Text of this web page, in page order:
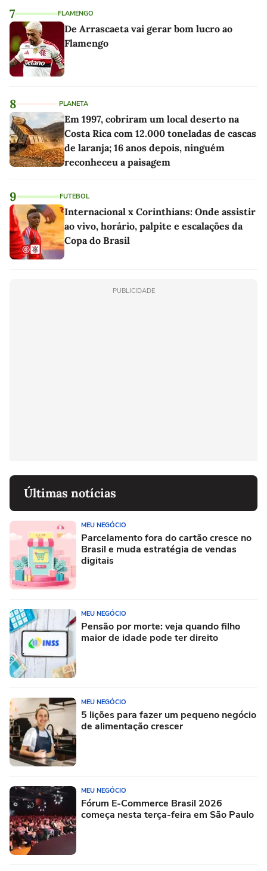
7 FLAMENGO
De Arrascaeta vai gerar bom lucro ao
Flamengo
8 PLANETA
Em 1997, cobriram um local deserto na
Costa Rica com 12.000 toneladas de cascas
de laranja; 16 anos depois, ninguém
reconheceu a paisagem
9 FUTEBOL
Internacional x Corinthians: Onde assistir
ao vivo, horário, palpite e escalações da
Copa do Brasil
PUBLICIDADE
Últimas notícias
MEU NEGÓCIO
Parcelamento fora do cartão cresce no
Brasil e muda estratégia de vendas
digitais
MEU NEGÓCIO
Pensão por morte: veja quando filho
maior de idade pode ter direito
MEU NEGÓCIO
5 lições para fazer um pequeno negócio
de alimentação crescer
MEU NEGÓCIO
Fórum E-Commerce Brasil 2026
começa nesta terça-feira em São Paulo